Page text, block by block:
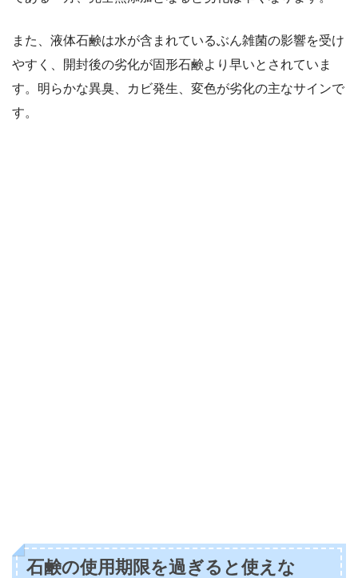
また、液体石鹸は水が含まれているぶん雑菌の影響を受け
やすく、開封後の劣化が固形石鹸より早いとされていま
す。明らかな異臭、カビ発生、変色が劣化の主なサインで
す。
石鹸の使用期限を過ぎると使えな